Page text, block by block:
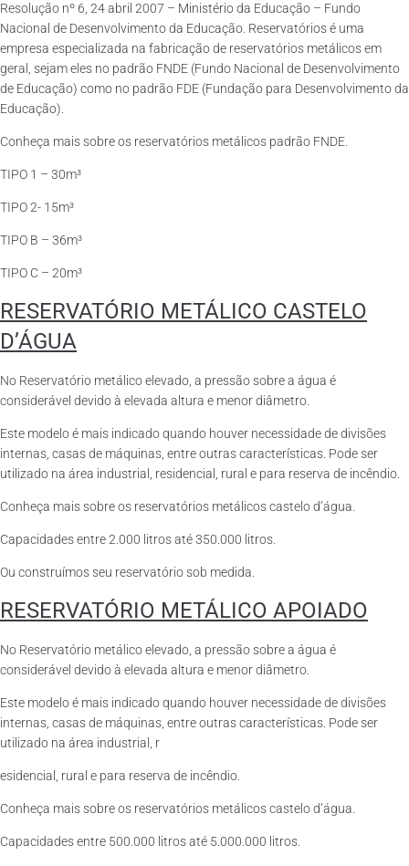
Resolução nº 6, 24 abril 2007 – Ministério da Educação – Fundo
Nacional de Desenvolvimento da Educação. Reservatórios é uma
empresa especializada na fabricação de reservatórios metálicos em
geral, sejam eles no padrão FNDE (Fundo Nacional de Desenvolvimento
de Educação) como no padrão FDE (Fundação para Desenvolvimento da
Educação).
Conheça mais sobre os reservatórios metálicos padrão FNDE.
TIPO 1 – 30m³
TIPO 2- 15m³
TIPO B – 36m³
TIPO C – 20m³
RESERVATÓRIO METÁLICO CASTELO
D’ÁGUA
No Reservatório metálico elevado, a pressão sobre a água é
considerável devido à elevada altura e menor diâmetro.
Este modelo é mais indicado quando houver necessidade de divisões
internas, casas de máquinas, entre outras características. Pode ser
utilizado na área industrial, residencial, rural e para reserva de incêndio.
Conheça mais sobre os reservatórios metálicos castelo d’água.
Capacidades entre 2.000 litros até 350.000 litros.
Ou construímos seu reservatório sob medida.
RESERVATÓRIO METÁLICO APOIADO
No Reservatório metálico elevado, a pressão sobre a água é
considerável devido à elevada altura e menor diâmetro.
Este modelo é mais indicado quando houver necessidade de divisões
internas, casas de máquinas, entre outras características. Pode ser
utilizado na área industrial, r
esidencial, rural e para reserva de incêndio.
Conheça mais sobre os reservatórios metálicos castelo d’água.
Capacidades entre 500.000 litros até 5.000.000 litros.